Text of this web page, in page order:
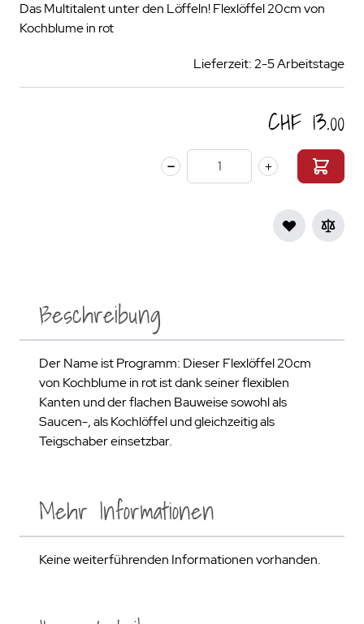
Das Multitalent unter den Löffeln! Flexlöffel 20cm von
Kochblume in rot
Lieferzeit: 2-5 Arbeitstage
CHF 13.00
Menge
Beschreibung
Der Name ist Programm: Dieser Flexlöffel 20cm
von Kochblume in rot ist dank seiner flexiblen
Kanten und der flachen Bauweise sowohl als
Saucen-, als Kochlöffel und gleichzeitig als
Teigschaber einsetzbar.
Mehr Informationen
Keine weiterführenden Informationen vorhanden.